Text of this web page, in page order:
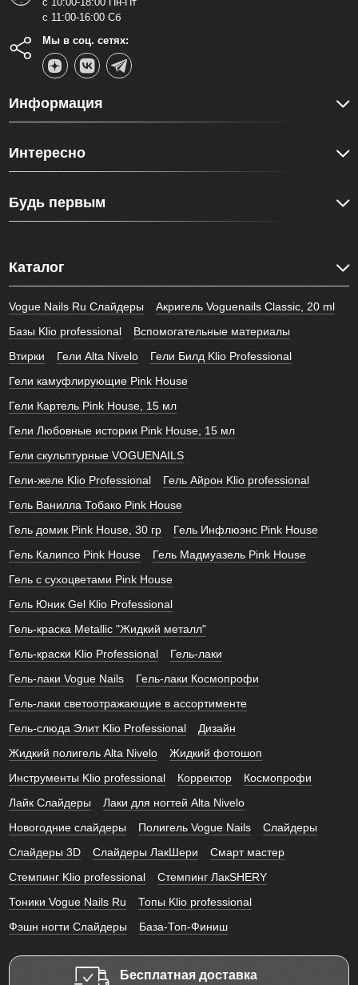
с 11:00-16:00 Сб
Мы в соц. сетях:
Информация
Интересно
Будь первым
Каталог
Vogue Nails Ru Слайдеры
Акригель Voguenails Classic, 20 ml
Базы Klio professional
Вспомогательные материалы
Втирки
Гели Alta Nivelo
Гели Билд Klio Professional
Гели камуфлирующие Pink House
Гели Картель Pink House, 15 мл
Гели Любовные истории Pink House, 15 мл
Гели скульптурные VOGUENAILS
Гели-желе Klio Professional
Гель Айрон Klio professional
Гель Ванилла Тобако Pink House
Гель домик Pink House, 30 гр
Гель Инфлюэнс Pink House
Гель Калипсо Pink House
Гель Мадмуазель Pink House
Гель с сухоцветами Pink House
Гель Юник Gel Klio Professional
Гель-краска Metallic "Жидкий металл"
Гель-краски Klio Professional
Гель-лаки
Гель-лаки Vogue Nails
Гель-лаки Космопрофи
Гель-лаки светоотражающие в ассортименте
Гель-слюда Элит Klio Professional
Дизайн
Жидкий полигель Alta Nivelo
Жидкий фотошоп
Инструменты Klio professional
Корректор
Космопрофи
Лайк Слайдеры
Лаки для ногтей Alta Nivelo
Новогодние слайдеры
Полигель Vogue Nails
Слайдеры
Слайдеры 3D
Слайдеры ЛакШери
Смарт мастер
Стемпинг Klio professional
Стемпинг ЛакSHERY
Тоники Vogue Nails Ru
Топы Klio professional
Фэшн ногти Слайдеры
База-Топ-Финиш
Бесплатная доставка